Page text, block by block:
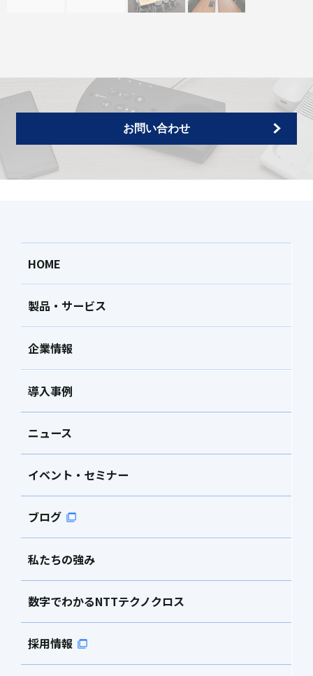
お問い合わせ
HOME
製品・サービス
企業情報
導入事例
ニュース
イベント・セミナー
ブログ
私たちの強み
数字でわかるNTTテクノクロス
採用情報